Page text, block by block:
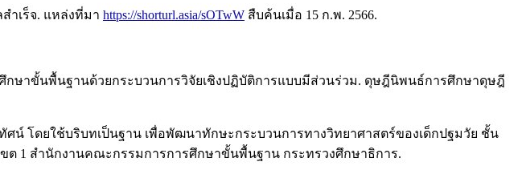
สำเร็จ. แหล่งที่มา https://shorturl.asia/sOTwW สืบค้นเมื่อ 15 ก.พ. 2566.
กษาขั้นพื้นฐานด้วยกระบวนการวิจัยเชิงปฏิบัติการแบบมีส่วนร่วม. ดุษฎีนิพนธ์การศึกษาดุษฎี
ศน์ โดยใช้บริบทเป็นฐาน เพื่อพัฒนาทักษะกระบวนการทางวิทยาศาสตร์ของเด็กปฐมวัย ชั้น
ต 1 สำนักงานคณะกรรมการการศึกษาขั้นพื้นฐาน กระทรวงศึกษาธิการ.